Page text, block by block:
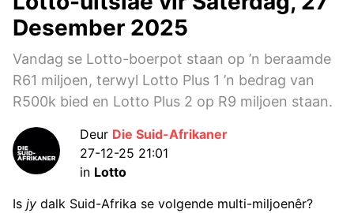
Desember 2025
Vandag se Lotto-boerpot staan op ’n beraamde
R61 miljoen, terwyl Lotto Plus 1 ’n bedrag van
R500k bied en Lotto Plus 2 op R9 miljoen staan.
Deur Die Suid-Afrikaner
27-12-25 21:01
in Lotto
Is jy dalk Suid-Afrika se volgende multi-miljoenêr?